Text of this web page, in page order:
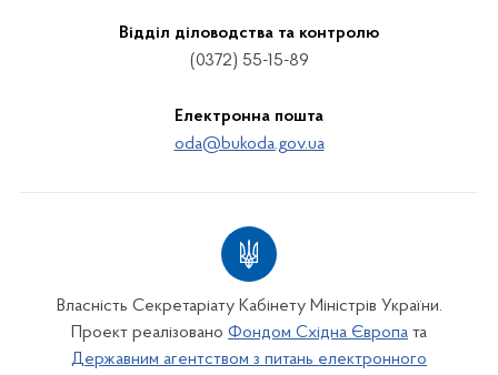
Відділ діловодства та контролю
(0372) 55-15-89
Електронна пошта
oda@bukoda.gov.ua
Власність Секретаріату Кабінету Міністрів України.
Проект реалізовано Фондом Східна Європа та
Державним агентством з питань електронного